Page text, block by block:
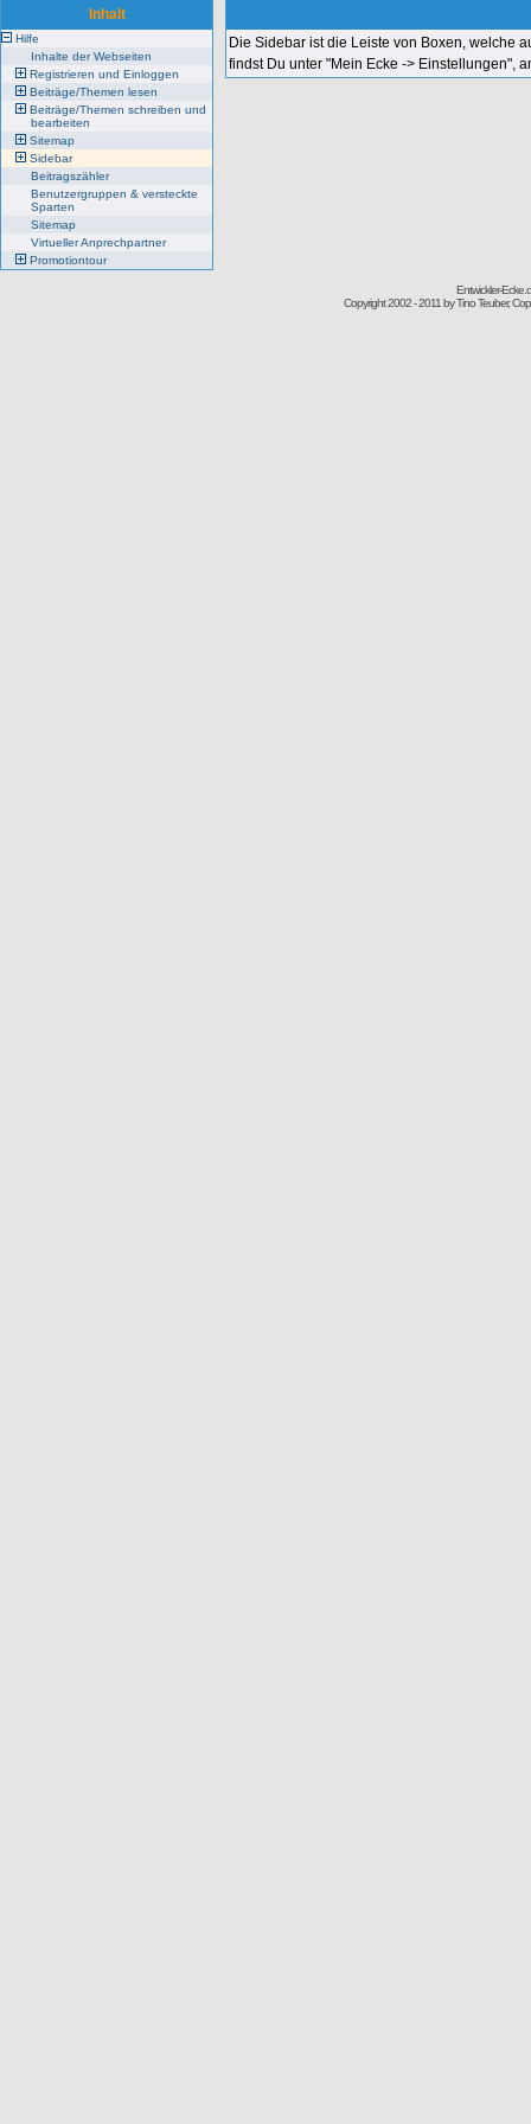
Inhalt
Hilfe
Inhalte der Webseiten
Registrieren und Einloggen
Beiträge/Themen lesen
Beiträge/Themen schreiben und
bearbeiten
Sitemap
Sidebar
Beitragszähler
Benutzergruppen & versteckte
Sparten
Sitemap
Virtueller Anprechpartner
Promotiontour
Die Sidebar ist die Leiste von Boxen, welche
findst Du unter "Mein Ecke -> Einstellungen",
Entwickler-
Copyright 2002 - 2011 by Tino Teuber,